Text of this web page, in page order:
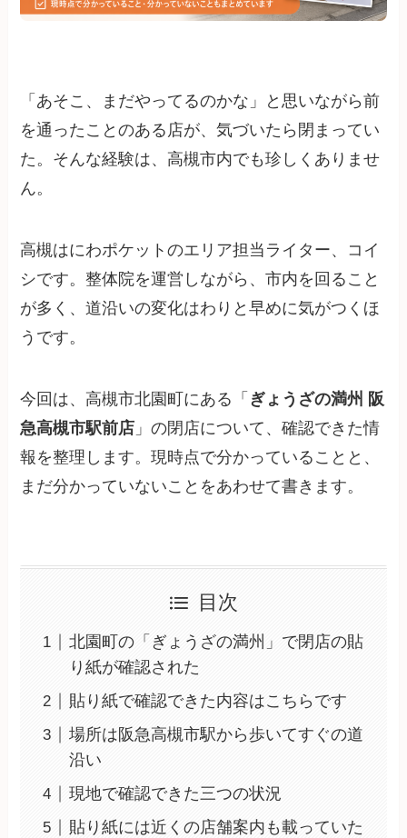
「あそこ、まだやってるのかな」と思いながら前
を通ったことのある店が、気づいたら閉まってい
た。そんな経験は、高槻市内でも珍しくありませ
ん。
高槻はにわポケットのエリア担当ライター、コイ
シです。整体院を運営しながら、市内を回ること
が多く、道沿いの変化はわりと早めに気がつくほ
うです。
今回は、高槻市北園町にある「 ぎょうざの満州 阪
急高槻市駅前店 」の閉店について、確認できた情
報を整理します。現時点で分かっていることと、
まだ分かっていないことをあわせて書きます。
目次
北園町の「ぎょうざの満州」で閉店の貼
り紙が確認された
貼り紙で確認できた内容はこちらです
場所は阪急高槻市駅から歩いてすぐの道
沿い
現地で確認できた三つの状況
貼り紙には近くの店舗案内も載っていた